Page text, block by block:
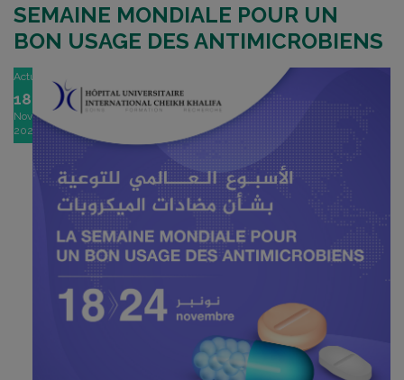
SEMAINE MONDIALE POUR UN
BON USAGE DES ANTIMICROBIENS
Actu
18
Nov
2021